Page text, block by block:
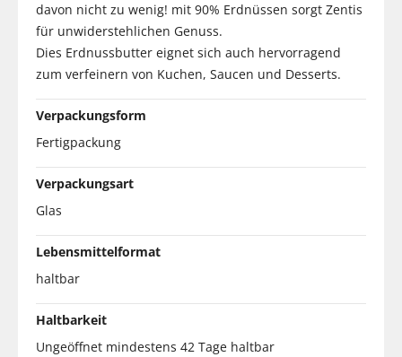
davon nicht zu wenig! mit 90% Erdnüssen sorgt Zentis
für unwiderstehlichen Genuss.
Dies Erdnussbutter eignet sich auch hervorragend
zum verfeinern von Kuchen, Saucen und Desserts.
Verpackungsform
Fertigpackung
Verpackungsart
Glas
Lebensmittelformat
haltbar
Haltbarkeit
Ungeöffnet mindestens 42 Tage haltbar